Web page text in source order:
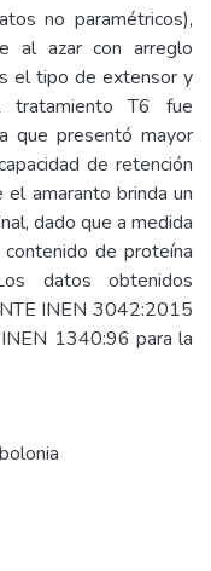
no paramétricos),
al azar con arreglo
el tipo de extensor y
T6 fue
que presentó mayor
de retención
amaranto brinda un
dado que a medida
de proteína
datos obtenidos
INEN 3042:2015
1340:96 para la